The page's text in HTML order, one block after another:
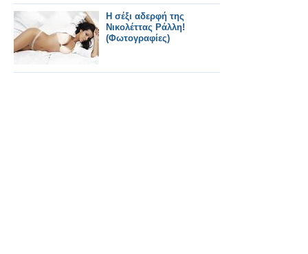
H σέξι αδερφή της
Νικολέττας Ράλλη!
(Φωτογραφίες)